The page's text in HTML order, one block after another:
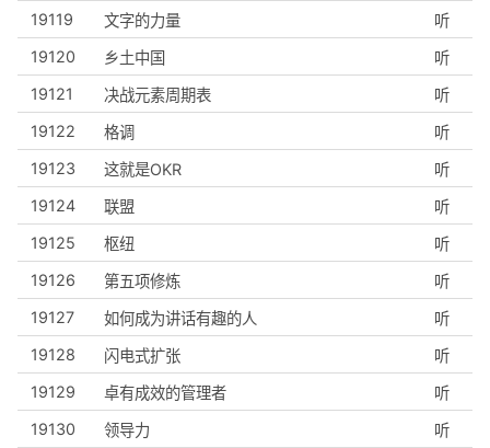
19119
文字的力量
听
19120
乡土中国
听
19121
决战元素周期表
听
19122
格调
听
19123
这就是OKR
听
19124
联盟
听
19125
枢纽
听
19126
第五项修炼
听
19127
如何成为讲话有趣的人
听
19128
闪电式扩张
听
19129
卓有成效的管理者
听
19130
领导力
听